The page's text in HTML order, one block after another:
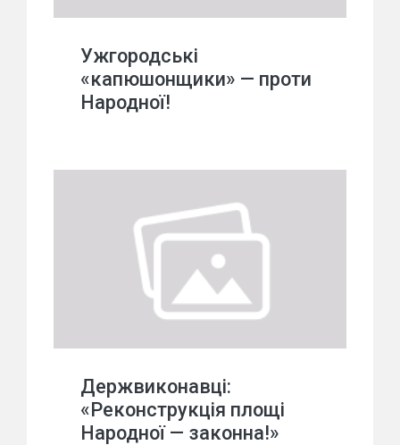
Ужгородські
«капюшонщики» — проти
Народної!
Держвиконавці:
«Реконструкція площі
Народної — законна!»